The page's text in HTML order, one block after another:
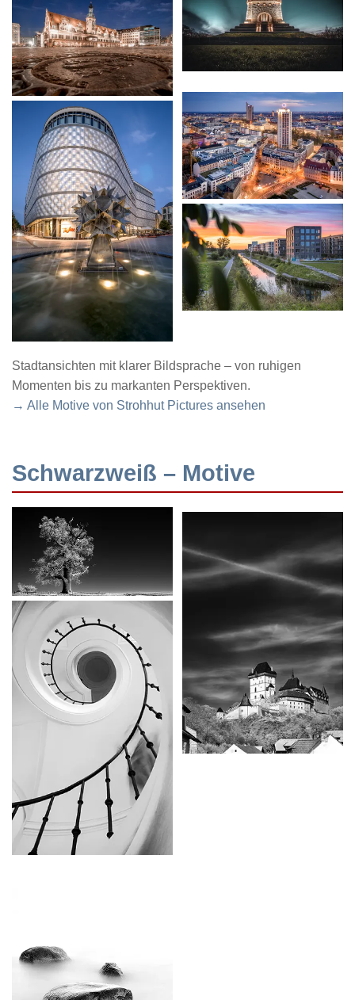
Stadtansichten mit klarer Bildsprache – von ruhigen
Momenten bis zu markanten Perspektiven.
→ Alle Motive von Strohhut Pictures ansehen
Schwarzweiß – Motive